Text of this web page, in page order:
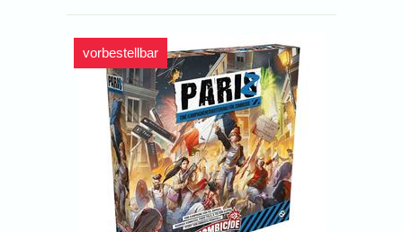
vorbestellbar